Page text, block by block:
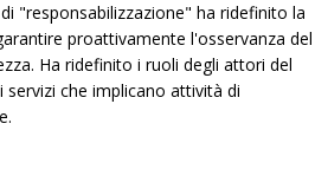
"responsabilizzazione" ha ridefinito la
proattivamente l'osservanza del
Ha ridefinito i ruoli degli attori del
che implicano attività di